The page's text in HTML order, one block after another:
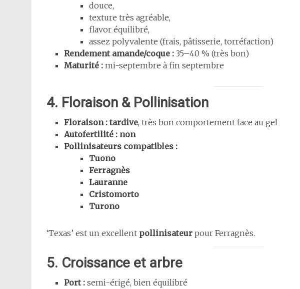
douce,
texture très agréable,
flavor équilibré,
assez polyvalente (frais, pâtisserie, torréfaction)
Rendement amande/coque : 35–40 % (très bon)
Maturité : mi-septembre à fin septembre
4. Floraison & Pollinisation
Floraison : tardive, très bon comportement face au gel
Autofertilité : non
Pollinisateurs compatibles :
Tuono
Ferragnès
Lauranne
Cristomorto
Turono
‘Texas’ est un excellent pollinisateur pour Ferragnès.
5. Croissance et arbre
Port : semi-érigé, bien équilibré